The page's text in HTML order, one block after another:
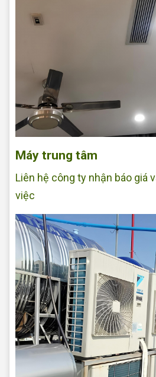
Máy trung tâm
Liên hệ công ty nhận báo giá
việc